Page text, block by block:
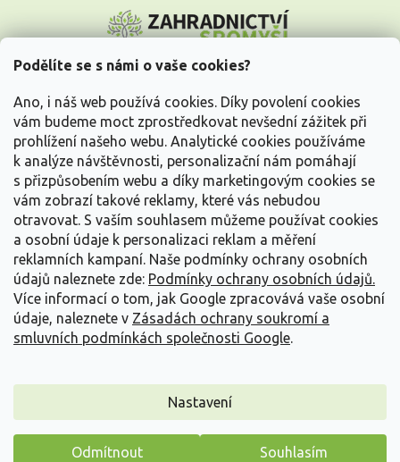
Podělíte se s námi o vaše cookies?
Ano, i náš web používá cookies. Díky povolení cookies
vám budeme moct zprostředkovat nevšední zážitek při
prohlížení našeho webu. Analytické cookies používáme
k analýze návštěvnosti, personalizační nám pomáhají
s přizpůsobením webu a díky marketingovým cookies se
vám zobrazí takové reklamy, které vás nebudou
otravovat. S vaším souhlasem můžeme používat cookies
a osobní údaje k personalizaci reklam a měření
reklamních kampaní. Naše podmínky ochrany osobních
údajů naleznete zde: Podmínky ochrany osobních údajů.
Více informací o tom, jak Google zpracovává vaše osobní
údaje, naleznete v Zásadách ochrany soukromí a
smluvních podmínkách společnosti Google.
Nastavení
Odmítnout Souhlasím
p
Vše o nákupu
Informace pro Vás
Kontakujte nás
Vytvořil Shoptet
Copyright 2026 Zahradnictví Spomyšl
. Všechna práva